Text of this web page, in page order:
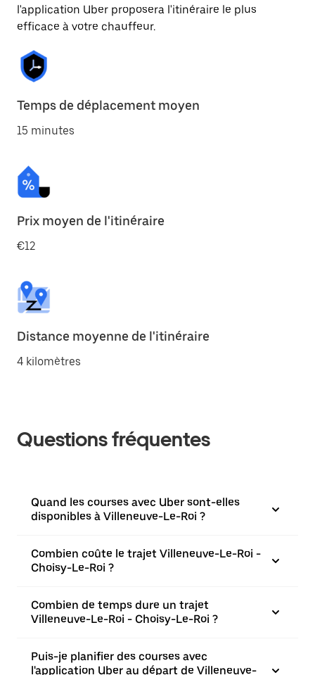
l'application Uber proposera l'itinéraire le plus
efficace à votre chauffeur.
Temps de déplacement moyen
15 minutes
Prix moyen de l'itinéraire
€12
Distance moyenne de l'itinéraire
4 kilomètres
Questions fréquentes
Quand les courses avec Uber sont-elles
disponibles à Villeneuve-Le-Roi ?
Combien coûte le trajet Villeneuve-Le-Roi -
Choisy-Le-Roi ?
Combien de temps dure un trajet
Villeneuve-Le-Roi - Choisy-Le-Roi ?
Puis-je planifier des courses avec
l'application Uber au départ de Villeneuve-